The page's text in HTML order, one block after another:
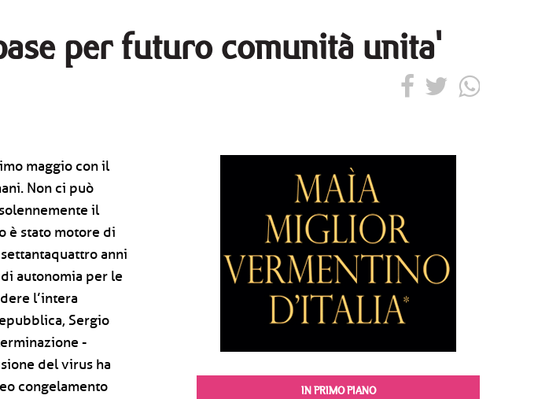
per futuro comunità unita'
maggio con il
Non ci può
il
è stato motore di
anni
autonomia per le
l’intera
Sergio
-
del virus ha
congelamento
IN PRIMO PIANO